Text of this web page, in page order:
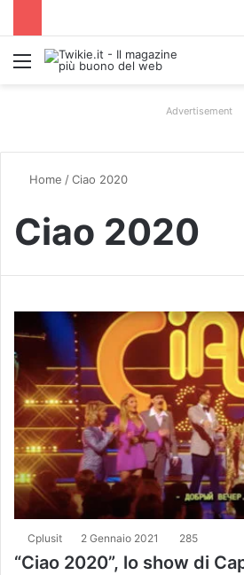
Menu
Advertisement
Home /Ciao 2020
Ciao 2020
Cplusit 2 Gennaio 2021 285
“Ciao 2020”, lo show di